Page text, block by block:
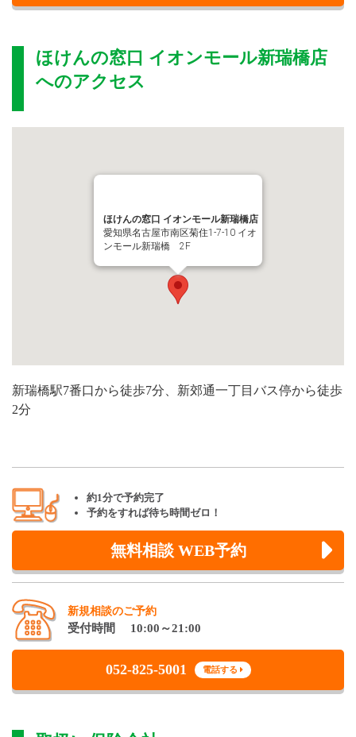
ほけんの窓口 イオンモール新瑞橋店
へのアクセス
ほけんの窓口 イオンモール新瑞橋店
愛知県名古屋市南区菊住1-7-10 イオ
ンモール新瑞橋 2F
新瑞橋駅7番口から徒歩7分、新郊通一丁目バス停から徒歩
2分
約1分で予約完了
予約をすれば待ち時間ゼロ！
無料相談 WEB予約
新規相談のご予約
受付時間 10:00～21:00
052-825-5001 電話する